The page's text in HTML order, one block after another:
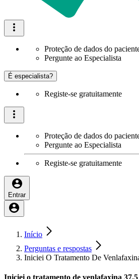
Proteção de dados do
Pergunte ao Especialista
É especialista?
Registe-se gratuitamente
Proteção de dados do
Pergunte ao Especialista
Registe-se gratuitamente
Entrar
Início
Perguntas e respostas
Iniciei O Tratamento De